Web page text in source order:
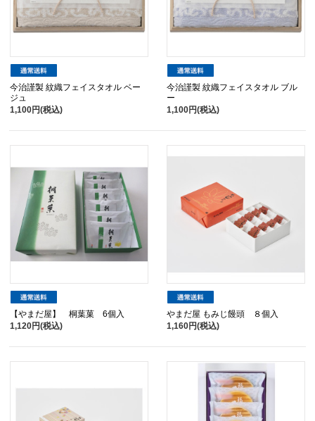
今治謹製 紋織フェイスタオル ベー
ジュ
1,100円(税込)
今治謹製 紋織フェイスタオル ブル
ー
1,100円(税込)
【やまだ屋】 桐葉菓 6個入
1,120円(税込)
やまだ屋 もみじ饅頭 ８個入
1,160円(税込)